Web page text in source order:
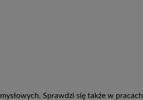
Sprawdzi się także w pracach